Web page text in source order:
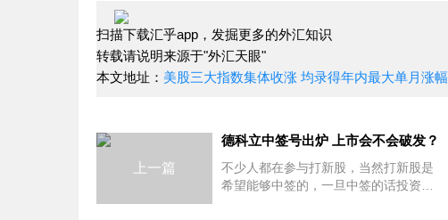
扫描下载汇乎app，发掘更多的外汇知识
转载请说明来源于"外汇天眼"
本文地址： 美股三大指数集体收涨 均录得年内最大单月涨幅
上一篇
德科立中签号出炉 上市会不会破发？
不少人都在参与打新股，当然打新股是
希望能够中签的，一旦中签的话投资者